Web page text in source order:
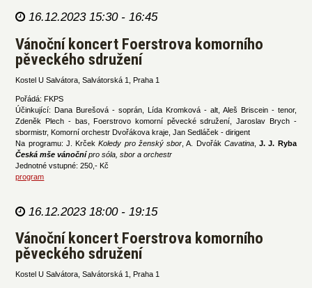
16.12.2023 15:30 - 16:45
Vánoční koncert Foerstrova komorního
pěveckého sdružení
Kostel U Salvátora, Salvátorská 1, Praha 1
Pořádá: FKPS
Účinkující: Dana Burešová - soprán, Lída Kromková - alt, Aleš Briscein - tenor,
Zdeněk Plech - bas, Foerstrovo komorní pěvecké sdružení, Jaroslav Brych -
sbormistr, Komorní orchestr Dvořákova kraje, Jan Sedláček - dirigent
Na programu: J. KrčekKoledy pro ženský sbor , A. Dvořák Cavatina,J. J. Ryba
Česká mše vánočnípro sóla, sbor a orchestr
Jednotné vstupné: 250,- Kč
program
16.12.2023 18:00 - 19:15
Vánoční koncert Foerstrova komorního
pěveckého sdružení
Kostel U Salvátora, Salvátorská 1, Praha 1